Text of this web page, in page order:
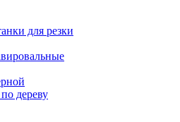
для резки
дереву